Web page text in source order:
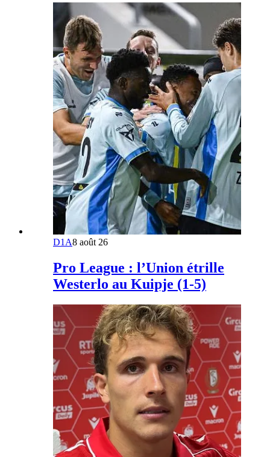
D1A8 août 26
Pro League : l’Union étrille
Westerlo au Kuipje (1-5)